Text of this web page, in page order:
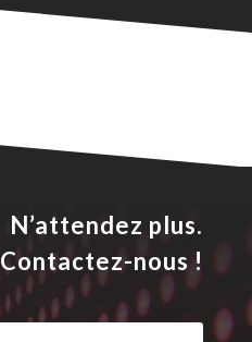
N’attendez plus.
Contactez-nous !